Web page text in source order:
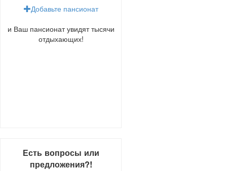
Добавьте пансионат
и Ваш пансионат увидят тысячи
отдыхающих!
Есть вопросы или
предложения?!